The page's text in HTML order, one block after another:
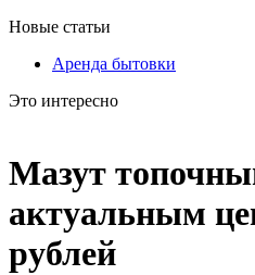
Новые статьи
Аренда бытовки
Это интересно
Мазут
актуальным
рублей